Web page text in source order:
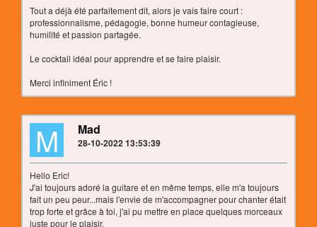
Tout a déjà été parfaitement dit, alors je vais faire court :
professionnalisme, pédagogie, bonne humeur contagieuse,
humilité et passion partagée.
Le cocktail idéal pour apprendre et se faire plaisir.
Merci infiniment Éric !
M Mad
28-10-2022 13:53:39
Hello Eric!
J'ai toujours adoré la guitare et en même temps, elle m'a toujours
fait un peu peur...mais l'envie de m'accompagner pour chanter était
trop forte et grâce à toi, j'ai pu mettre en place quelques morceaux
juste pour le plaisir.